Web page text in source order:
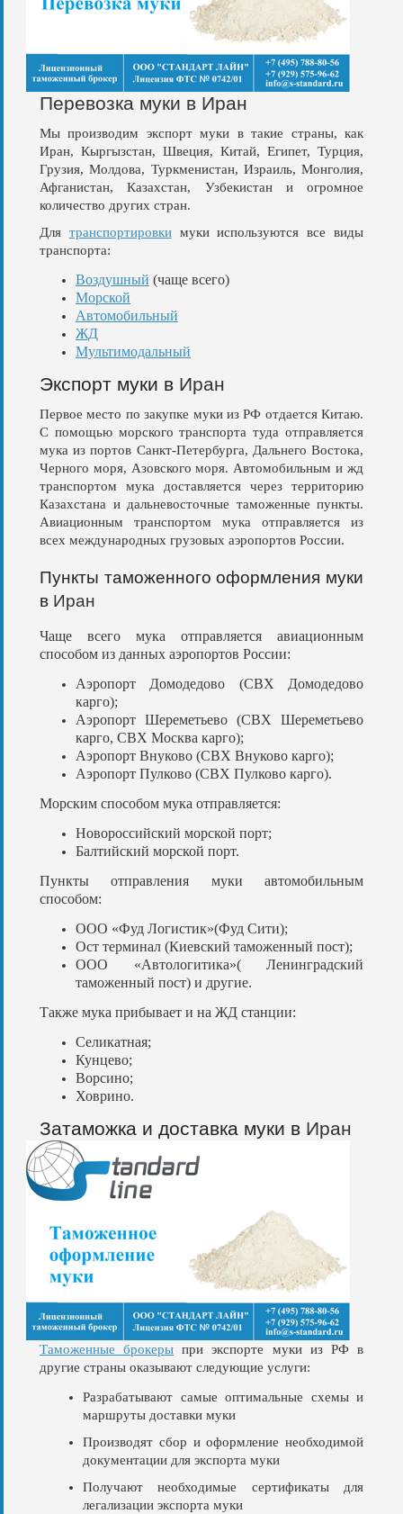
Перевозка муки в Иран
Мы производим экспорт муки в такие страны, как
Иран, Кыргызстан, Швеция, Китай, Египет, Турция,
Грузия, Молдова, Туркменистан, Израиль, Монголия,
Афганистан, Казахстан, Узбекистан и огромное
количество других стран.
Для транспортировкимуки используются все виды
транспорта:
Воздушный (чаще всего)
Морской
Автомобильный
ЖД
Мультимодальный
Экспорт муки в Иран
Первое место по закупке муки из РФ отдается Китаю.
С помощью морского транспорта туда отправляется
мука из портов Санкт-Петербурга, Дальнего Востока,
Черного моря, Азовского моря. Автомобильным и жд
транспортом мука доставляется через территорию
Казахстана и дальневосточные таможенные пункты.
Авиационным транспортом мука отправляется из
всех международных грузовых аэропортов России.
Пункты таможенного оформления муки
в Иран
Чаще всего мука отправляется авиационным
способом из данных аэропортов России:
Аэропорт Домодедово (СВХ Домодедово
карго);
Аэропорт Шереметьево (СВХ Шереметьево
карго, СВХ Москва карго);
Аэропорт Внуково (СВХ Внуково карго);
Аэропорт Пулково (СВХ Пулково карго).
Морским способом мука отправляется:
Новороссийский морской порт;
Балтийский морской порт.
Пункты отправления муки автомобильным
способом:
ООО «Фуд Логистик»(Фуд Сити);
Ост терминал (Киевский таможенный пост);
ООО «Автологитика»( Ленинградский
таможенный пост) и другие.
Также мука прибывает и на ЖД станции:
Селикатная;
Кунцево;
Ворсино;
Ховрино.
Затаможка и доставка муки в Иран
Таможенные брокеры при экспорте муки из РФ в
другие страны оказывают следующие услуги:
Разрабатывают самые оптимальные схемы и
маршруты доставки муки
Производят сбор и оформление необходимой
документации для экспорта муки
Получают необходимые сертификаты для
легализации экспорта муки